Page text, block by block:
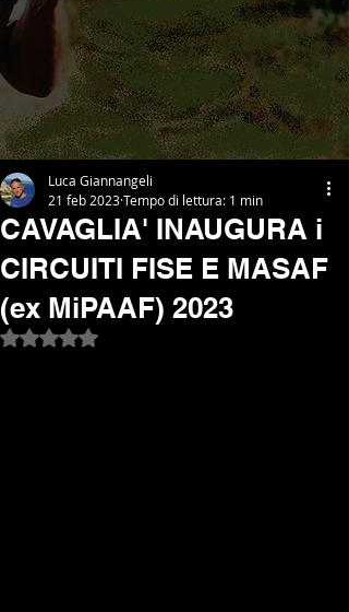
CAVAGLIA' INAUGURA i
CIRCUITI FISE E MASAF
(ex MiPAAF) 2023
Luca Giannangeli
21 feb 2023Tempo di lettura: 1 min
Valutazione NaN stelle su 5.